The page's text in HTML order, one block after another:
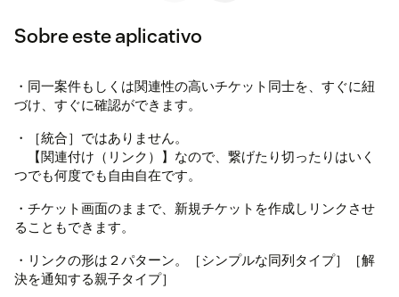
Sobre este aplicativo
・同一案件もしくは関連性の高いチケット同士を、すぐに紐
づけ、すぐに確認ができます。
・［統合］ではありません。
【関連付け（リンク）】なので、繋げたり切ったりはいく
つでも何度でも自由自在です。
・チケット画面のままで、新規チケットを作成しリンクさせ
ることもできます。
・リンクの形は２パターン。［シンプルな同列タイプ］［解
決を通知する親子タイプ］